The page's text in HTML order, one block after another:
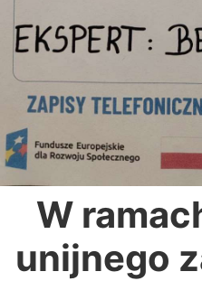
W
unijnego